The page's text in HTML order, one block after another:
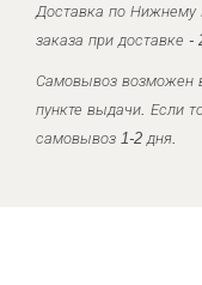
Доставка по Нижнему
заказа при доставке -
Самовывоз возможен
пункте выдачи. Если
самовывоз 1-2 дня.